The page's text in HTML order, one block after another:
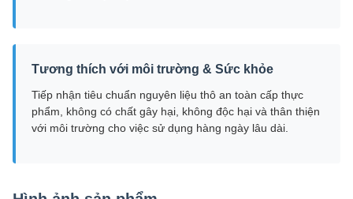
Tương thích với môi trường & Sức khỏe
Tiếp nhận tiêu chuẩn nguyên liệu thô an toàn cấp thực
phẩm, không có chất gây hại, không độc hại và thân thiện
với môi trường cho việc sử dụng hàng ngày lâu dài.